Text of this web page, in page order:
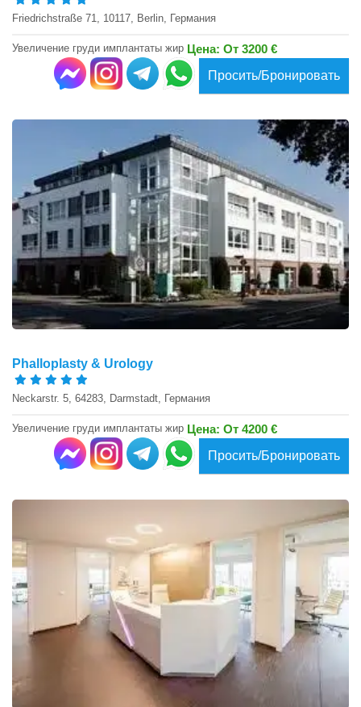
Friedrichstraße 71, 10117, Berlin, Германия
Увеличение груди имплантаты жир Цена: От 3200 €
Просить/Бронировать
Phalloplasty & Urology
Neckarstr. 5, 64283, Darmstadt, Германия
Увеличение груди имплантаты жир Цена: От 4200 €
Просить/Бронировать